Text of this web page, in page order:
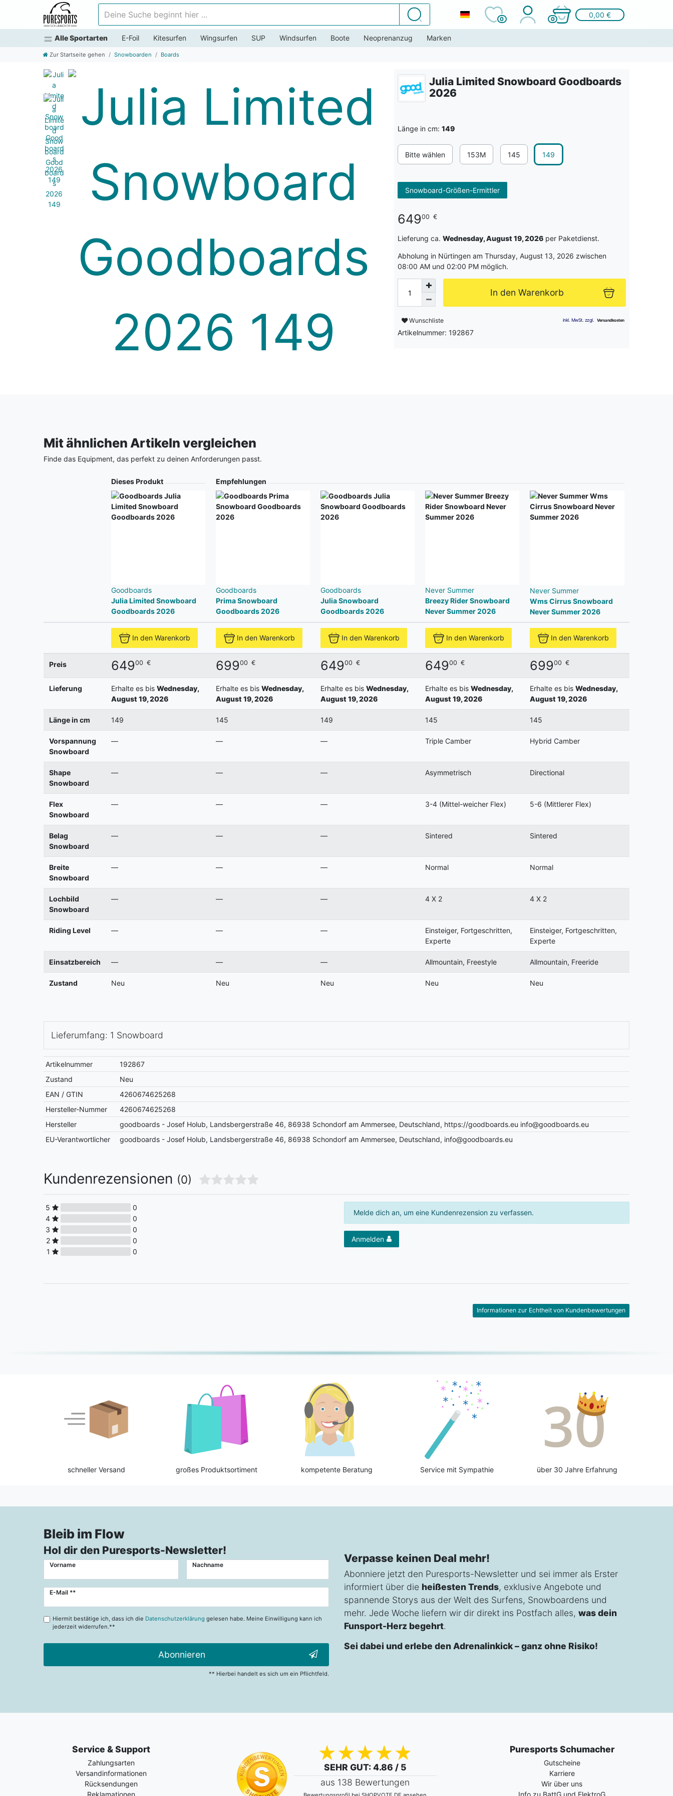
Suchen
0 0
0,00 €
Alle Sportarten E-Foil Kitesurfen Wingsurfen SUP Windsurfen Boote Neoprenanzug Marken
Zur Startseite gehen Snowboarden Boards
Julia Limited Snowboard Goodboards
2026
Länge in cm: 149
Bitte wählen 153M 145 149
Snowboard-Größen-Ermittler
64900 €
Lieferung ca. Wednesday, August 19, 2026 per Paketdienst.
Abholung in Nürtingen am Thursday, August 13, 2026 zwischen
08:00 AM und 02:00 PM möglich.
In den Warenkorb
Wunschliste
Artikelnummer: 192867
Mit ähnlichen Artikeln vergleichen
Finde das Equipment, das perfekt zu deinen Anforderungen passt.
Dieses Produkt
Goodboards
Julia Limited Snowboard
Goodboards 2026
Empfehlungen
Goodboards
Prima Snowboard
Goodboards 2026
Goodboards
Julia Snowboard
Goodboards 2026
Never Summer
Breezy Rider Snowboard
Never Summer 2026
Never Summer
Wms Cirrus Snowboard
Never Summer 2026
In den Warenkorb In den Warenkorb In den Warenkorb In den Warenkorb In den Warenkorb
Preis 64900 € 69900 € 64900 € 64900 € 69900 €
Lieferung Erhalte es bis Wednesday,
August 19, 2026
Erhalte es bis Wednesday,
August 19, 2026
Erhalte es bis Wednesday,
August 19, 2026
Erhalte es bis Wednesday,
August 19, 2026
Erhalte es bis Wednesday,
August 19, 2026
Länge in cm 149 145 149 145 145
Vorspannung
Snowboard
— — — Triple Camber Hybrid Camber
Shape
Snowboard
— — — Asymmetrisch Directional
Flex
Snowboard
— — — 3-4 (Mittel-weicher Flex) 5-6 (Mittlerer Flex)
Belag
Snowboard
— — — Sintered Sintered
Breite
Snowboard
— — — Normal Normal
Lochbild
Snowboard
— — — 4 X 2 4 X 2
Riding Level — — —
Einsteiger, Fortgeschritten,
Experte
Einsteiger, Fortgeschritten,
Experte
Einsatzbereich — — — Allmountain, Freestyle Allmountain, Freeride
Zustand Neu Neu Neu Neu Neu
Lieferumfang: 1 Snowboard
Artikelnummer
192867
Zustand
Neu
EAN / GTIN
4260674625268
Hersteller-Nummer
4260674625268
Hersteller
goodboards - Josef Holub, Landsbergerstraße 46, 86938 Schondorf am Ammersee, Deutschland, https://goodboards.eu info@goodboards.eu
EU-Verantwortlicher
goodboards - Josef Holub, Landsbergerstraße 46, 86938 Schondorf am Ammersee, Deutschland, info@goodboards.eu
Kundenrezensionen (0)
5
0
4
0
3
0
2
0
1
0
Melde dich an, um eine Kundenrezension zu verfassen.
Anmelden
Informationen zur Echtheit von Kundenbewertungen
schneller Versand großes Produktsortiment kompetente Beratung Service mit Sympathie über 30 Jahre Erfahrung
Bleib im Flow
Hol dir den Puresports-Newsletter!
Vorname Nachname
E-Mail **
Newsletter
Hiermit bestätige ich, dass ich die Datenschutzerklärung gelesen habe. Meine Einwilligung kann ich
jederzeit widerrufen.**
Abonnieren
** Hierbei handelt es sich um ein Pflichtfeld.
Verpasse keinen Deal mehr!
Abonniere jetzt den Puresports-Newsletter und sei immer als Erster
informiert über die heißesten Trends, exklusive Angebote und
spannende Storys aus der Welt des Surfens, Snowboardens und
mehr. Jede Woche liefern wir dir direkt ins Postfach alles, was dein
Funsport-Herz begehrt.
Sei dabei und erlebe den Adrenalinkick – ganz ohne Risiko!
Service & Support
Zahlungsarten
Versandinformationen
Rücksendungen
Reklamationen
SEHR GUT: 4.86 / 5
aus 138 Bewertungen
Puresports Schumacher
Gutscheine
Karriere
Wir über uns
Info zu BattG und ElektroG